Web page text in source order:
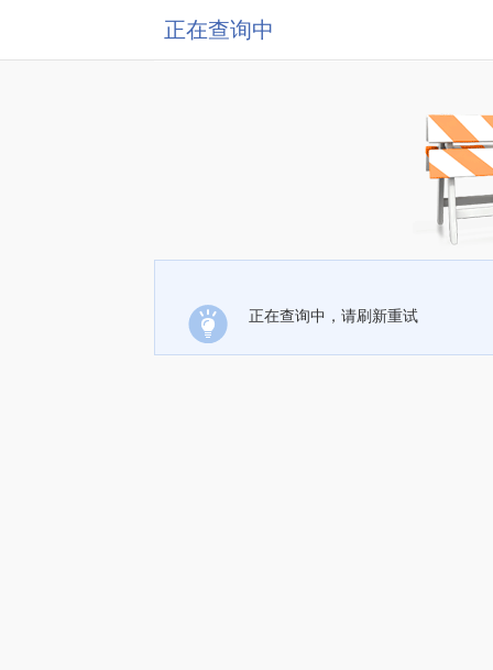
正在查询中
正在查询中，请刷新重试